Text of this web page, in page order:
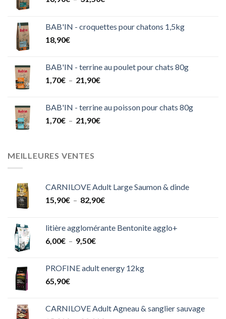
16,90€
BAB'IN - croquettes pour chatons 1,5kg
18,90€
BAB'IN - terrine au poulet pour chats 80g
1,70€ – 21,90€Plage
1,70€
à
BAB'IN - terrine au poisson pour chats 80g
1,70€ – 21,90€Plage
MEILLEURES VENTES
CARNILOVE Adult Large Saumon & dinde
15,90€ – 82,90€Plage
15,90€
litière agglomérante Bentonite agglo+
6,00€ – 9,50€Plage
6,00€
PROFINE adult energy 12kg
65,90€
CARNILOVE Adult Agneau & sanglier sauvage